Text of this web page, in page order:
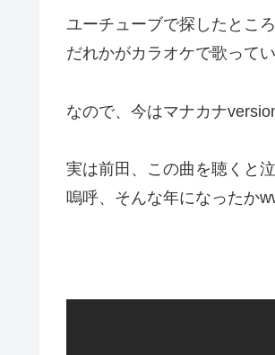
ユーチューブで探したとこ
だれかがカラオケで歌って
なので、今はマナカナ
実は前田、この曲を聴くと
嗚呼、そんな年になったか